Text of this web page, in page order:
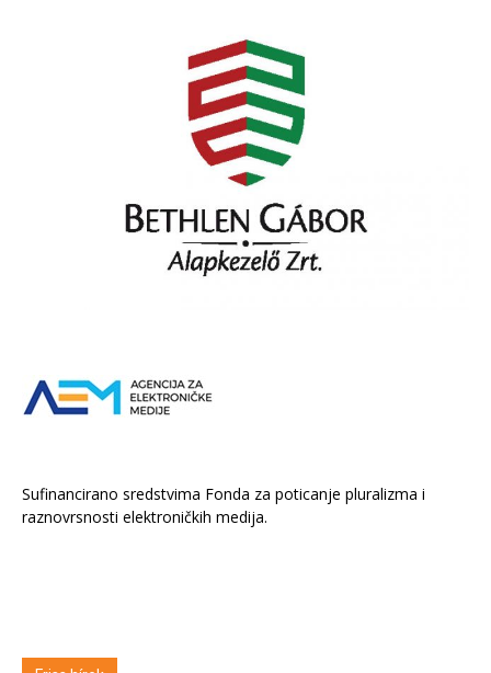
Sufinancirano sredstvima Fonda za poticanje pluralizma i
raznovrsnosti elektroničkih medija.